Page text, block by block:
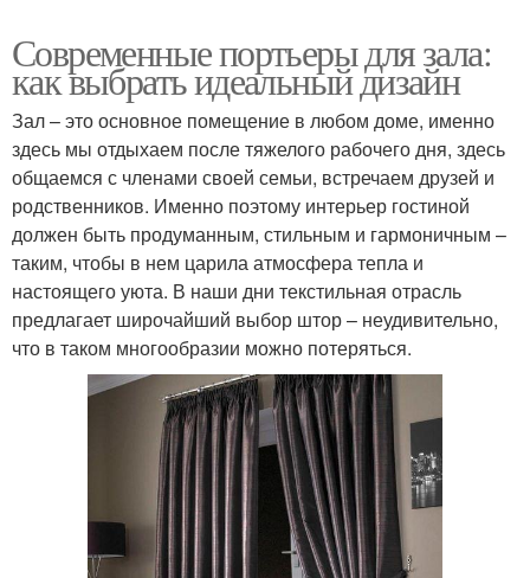
Современные портьеры для зала:
как выбрать идеальный дизайн
Зал – это основное помещение в любом доме, именно
здесь мы отдыхаем после тяжелого рабочего дня, здесь
общаемся с членами своей семьи, встречаем друзей и
родственников. Именно поэтому интерьер гостиной
должен быть продуманным, стильным и гармоничным –
таким, чтобы в нем царила атмосфера тепла и
настоящего уюта. В наши дни текстильная отрасль
предлагает широчайший выбор штор – неудивительно,
что в таком многообразии можно потеряться.